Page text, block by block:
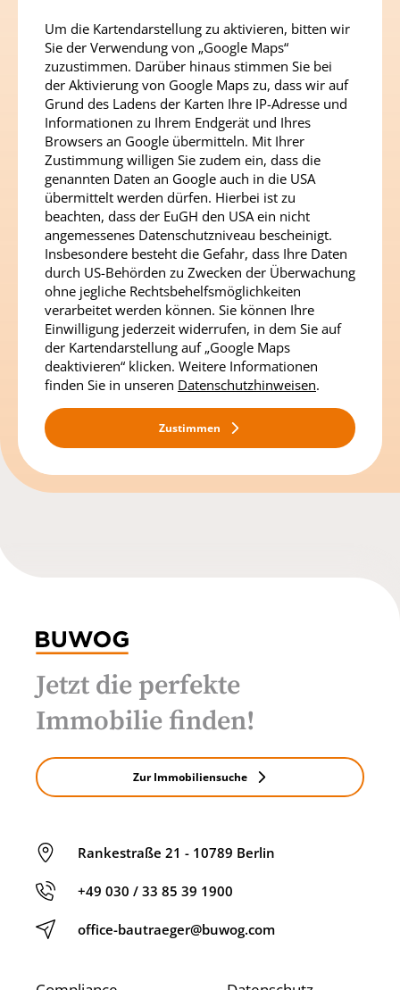
Um die Kartendarstellung zu aktivieren, bitten wir
Sie der Verwendung von „Google Maps“
zuzustimmen. Darüber hinaus stimmen Sie bei
der Aktivierung von Google Maps zu, dass wir auf
Grund des Ladens der Karten Ihre IP-Adresse und
Informationen zu Ihrem Endgerät und Ihres
Browsers an Google übermitteln. Mit Ihrer
Zustimmung willigen Sie zudem ein, dass die
genannten Daten an Google auch in die USA
übermittelt werden dürfen. Hierbei ist zu
beachten, dass der EuGH den USA ein nicht
angemessenes Datenschutzniveau bescheinigt.
Insbesondere besteht die Gefahr, dass Ihre Daten
durch US-Behörden zu Zwecken der Überwachung
ohne jegliche Rechtsbehelfsmöglichkeiten
verarbeitet werden können. Sie können Ihre
Einwilligung jederzeit widerrufen, in dem Sie auf
der Kartendarstellung auf „Google Maps
deaktivieren“ klicken. Weitere Informationen
finden Sie in unseren Datenschutzhinweisen.
Zustimmen
Rankestraße 21 - 10789 Berlin
+49 030 / 33 85 39 1900
office-bautraeger@buwog.com
Jetzt die perfekte
Immobilie finden!
Zur Immobiliensuche